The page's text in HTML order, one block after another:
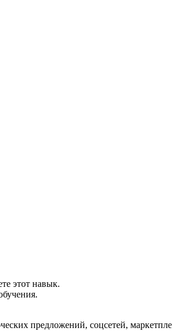
этот навык.
предложений, соцсетей,